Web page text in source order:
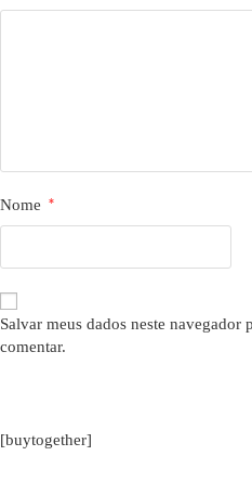
Nome *
Salvar meus dados neste navegador
comentar.
[buytogether]